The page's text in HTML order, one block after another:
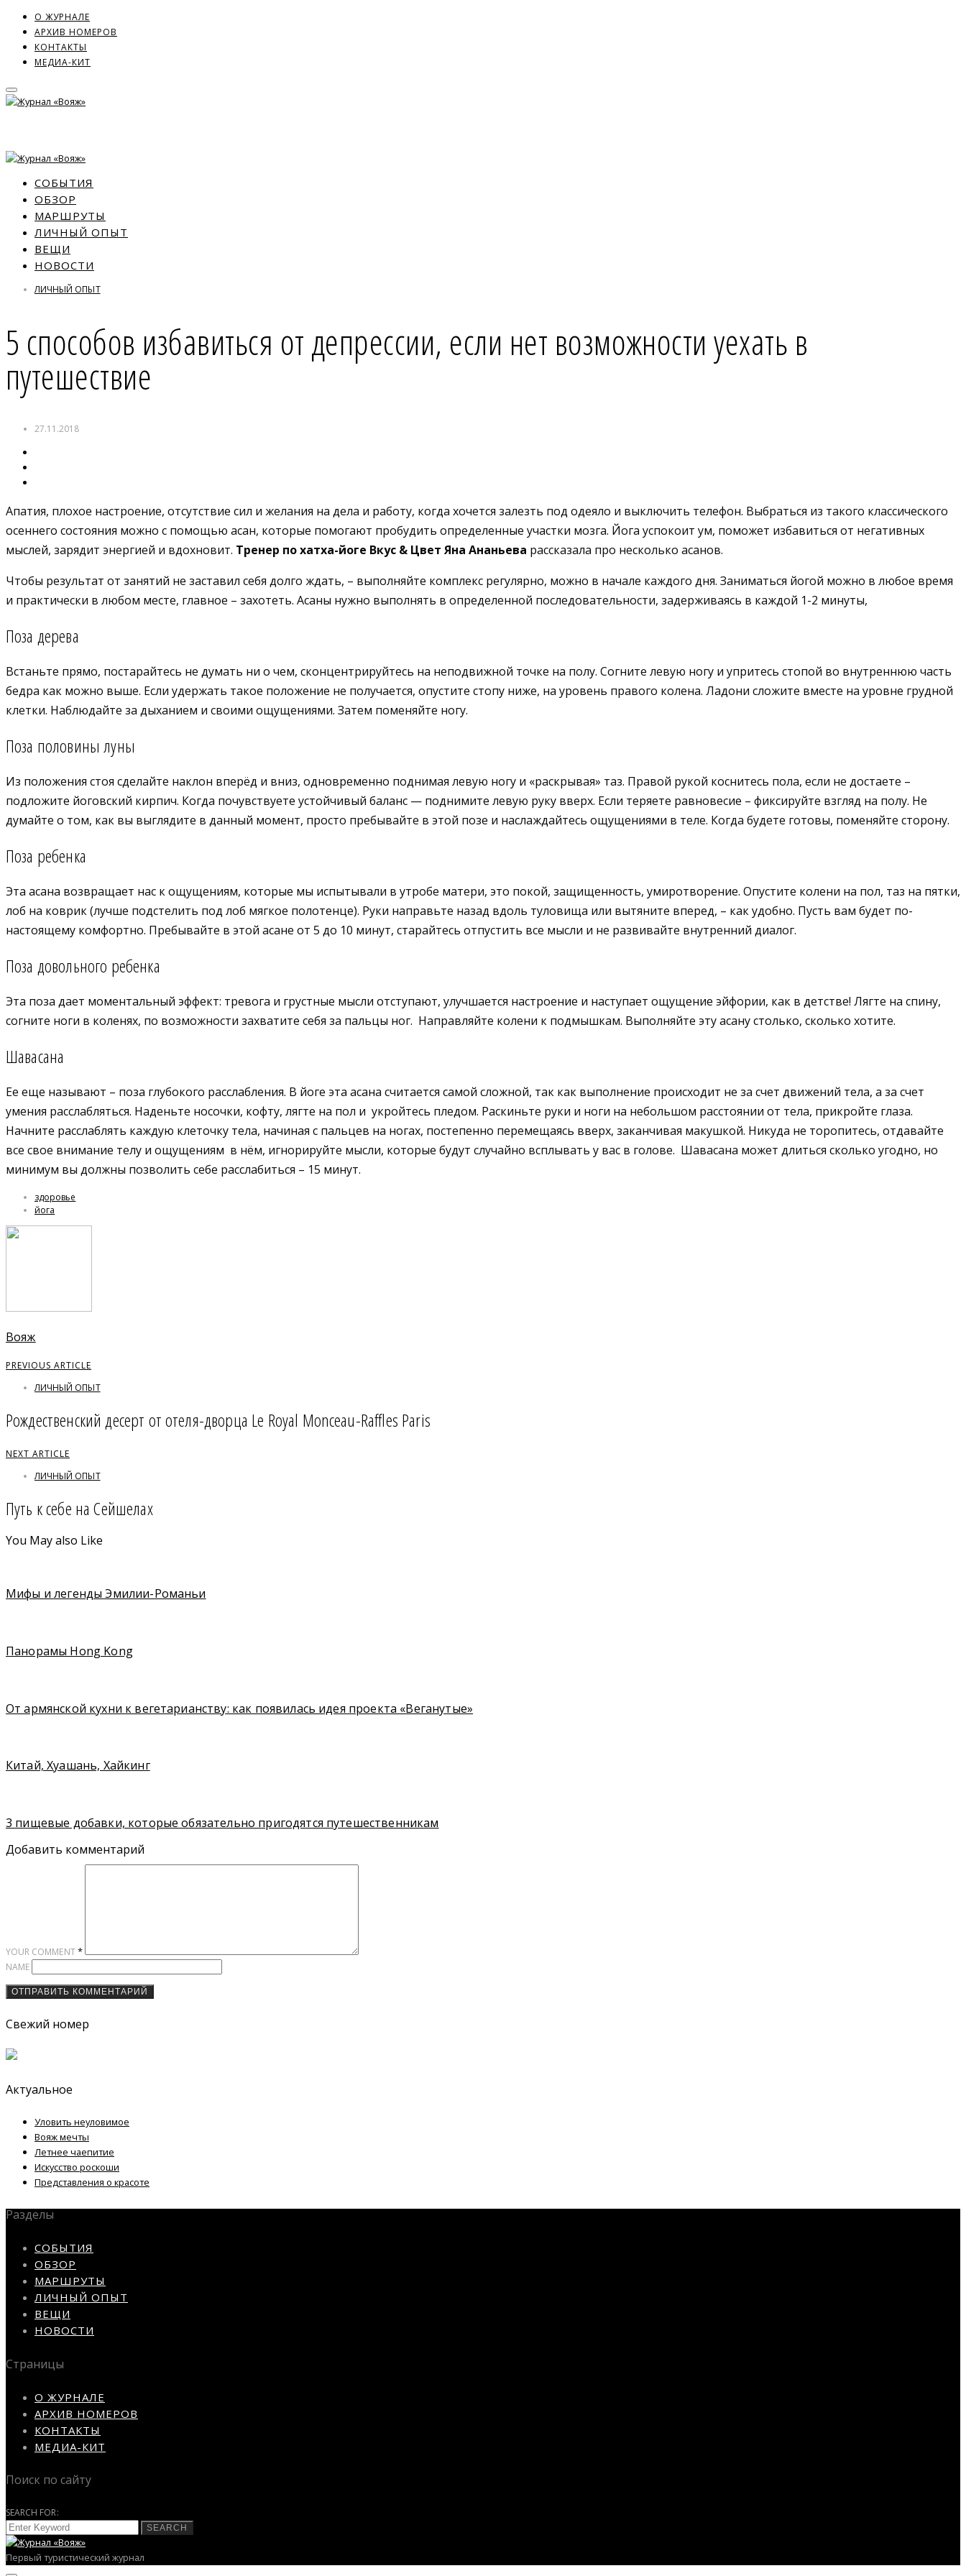
О ЖУРНАЛЕ
АРХИВ НОМЕРОВ
КОНТАКТЫ
МЕДИА-КИТ
СОБЫТИЯ
ОБЗОР
МАРШРУТЫ
ЛИЧНЫЙ ОПЫТ
ВЕЩИ
НОВОСТИ
ЛИЧНЫЙ ОПЫТ
5 способов избавиться от депрессии, если нет возможности уехать в
путешествие
27.11.2018
Апатия, плохое настроение, отсутствие сил и желания на дела и работу, когда хочется залезть под одеяло и выключить телефон. Выбраться из такого классического
осеннего состояния можно с помощью асан, которые помогают пробудить определенные участки мозга. Йога успокоит ум, поможет избавиться от негативных
мыслей, зарядит энергией и вдохновит. Тренер по хатха-йоге Вкус & Цвет Яна Ананьева рассказала про несколько асанов.
Чтобы результат от занятий не заставил себя долго ждать, – выполняйте комплекс регулярно, можно в начале каждого дня. Заниматься йогой можно в любое время
и практически в любом месте, главное – захотеть. Асаны нужно выполнять в определенной последовательности, задерживаясь в каждой 1-2 минуты,
Поза дерева
Встаньте прямо, постарайтесь не думать ни о чем, сконцентрируйтесь на неподвижной точке на полу. Согните левую ногу и упритесь стопой во внутреннюю часть
бедра как можно выше. Если удержать такое положение не получается, опустите стопу ниже, на уровень правого колена. Ладони сложите вместе на уровне грудной
клетки. Наблюдайте за дыханием и своими ощущениями. Затем поменяйте ногу.
Поза половины луны
Из положения стоя сделайте наклон вперёд и вниз, одновременно поднимая левую ногу и «раскрывая» таз. Правой рукой коснитесь пола, если не достаете –
подложите йоговский кирпич. Когда почувствуете устойчивый баланс — поднимите левую руку вверх. Если теряете равновесие – фиксируйте взгляд на полу. Не
думайте о том, как вы выглядите в данный момент, просто пребывайте в этой позе и наслаждайтесь ощущениями в теле. Когда будете готовы, поменяйте сторону.
Поза ребенка
Эта асана возвращает нас к ощущениям, которые мы испытывали в утробе матери, это покой, защищенность, умиротворение. Опустите колени на пол, таз на пятки,
лоб на коврик (лучше подстелить под лоб мягкое полотенце). Руки направьте назад вдоль туловища или вытяните вперед, – как удобно. Пусть вам будет по-
настоящему комфортно. Пребывайте в этой асане от 5 до 10 минут, старайтесь отпустить все мысли и не развивайте внутренний диалог.
Поза довольного ребенка
Эта поза дает моментальный эффект: тревога и грустные мысли отступают, улучшается настроение и наступает ощущение эйфории, как в детстве! Лягте на спину,
согните ноги в коленях, по возможности захватите себя за пальцы ног. Направляйте колени к подмышкам. Выполняйте эту асану столько, сколько хотите.
Шавасана
Ее еще называют – поза глубокого расслабления. В йоге эта асана считается самой сложной, так как выполнение происходит не за счет движений тела, а за счет
умения расслабляться. Наденьте носочки, кофту, лягте на пол и укройтесь пледом. Раскиньте руки и ноги на небольшом расстоянии от тела, прикройте глаза.
Начните расслаблять каждую клеточку тела, начиная с пальцев на ногах, постепенно перемещаясь вверх, заканчивая макушкой. Никуда не торопитесь, отдавайте
все свое внимание телу и ощущениям в нём, игнорируйте мысли, которые будут случайно всплывать у вас в голове. Шавасана может длиться сколько угодно, но
минимум вы должны позволить себе расслабиться – 15 минут.
здоровье
йога
Вояж
PREVIOUS ARTICLE
ЛИЧНЫЙ ОПЫТ
Рождественский десерт от отеля-дворца Le Royal Monceau-Raffles Paris
NEXT ARTICLE
ЛИЧНЫЙ ОПЫТ
Путь к себе на Сейшелах
You May also Like
Мифы и легенды Эмилии-Романьи
Панорамы Hong Kong
От армянской кухни к вегетарианству: как появилась идея проекта «Веганутые»
Китай, Хуашань, Хайкинг
3 пищевые добавки, которые обязательно пригодятся путешественникам
Добавить комментарий
YOUR COMMENT*
NAME
Свежий номер
Актуальное
Уловить неуловимое
Вояж мечты
Летнее чаепитие
Искусство роскоши
Представления о красоте
Разделы
СОБЫТИЯ
ОБЗОР
МАРШРУТЫ
ЛИЧНЫЙ ОПЫТ
ВЕЩИ
НОВОСТИ
Страницы
О ЖУРНАЛЕ
АРХИВ НОМЕРОВ
КОНТАКТЫ
МЕДИА-КИТ
Поиск по сайту
SEARCH FOR:
SEARCH
Первый туристический журнал